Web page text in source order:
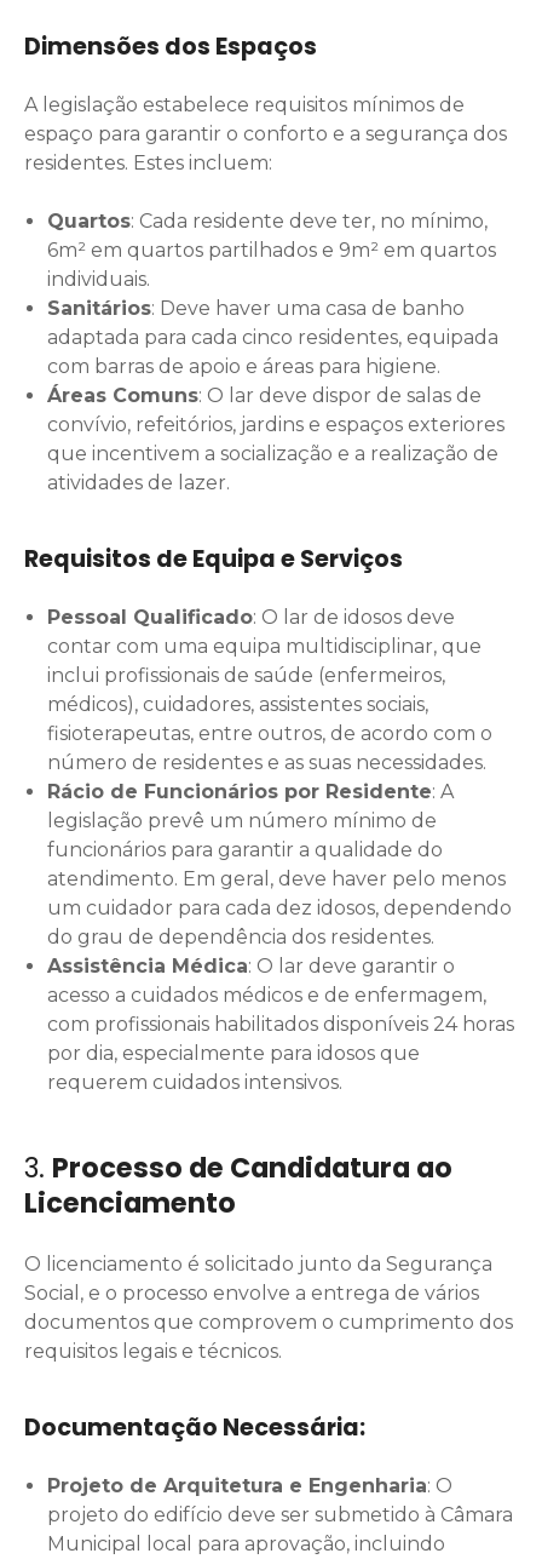
Dimensões dos Espaços
A legislação estabelece requisitos mínimos de
espaço para garantir o conforto e a segurança dos
residentes. Estes incluem:
Quartos: Cada residente deve ter, no mínimo,
6m² em quartos partilhados e 9m² em quartos
individuais.
Sanitários: Deve haver uma casa de banho
adaptada para cada cinco residentes, equipada
com barras de apoio e áreas para higiene.
Áreas Comuns: O lar deve dispor de salas de
convívio, refeitórios, jardins e espaços exteriores
que incentivem a socialização e a realização de
atividades de lazer.
Requisitos de Equipa e Serviços
Pessoal Qualificado: O lar de idosos deve
contar com uma equipa multidisciplinar, que
inclui profissionais de saúde (enfermeiros,
médicos), cuidadores, assistentes sociais,
fisioterapeutas, entre outros, de acordo com o
número de residentes e as suas necessidades.
Rácio de Funcionários por Residente: A
legislação prevê um número mínimo de
funcionários para garantir a qualidade do
atendimento. Em geral, deve haver pelo menos
um cuidador para cada dez idosos, dependendo
do grau de dependência dos residentes.
Assistência Médica: O lar deve garantir o
acesso a cuidados médicos e de enfermagem,
com profissionais habilitados disponíveis 24 horas
por dia, especialmente para idosos que
requerem cuidados intensivos.
3. Processo de Candidatura ao
Licenciamento
O licenciamento é solicitado junto da Segurança
Social, e o processo envolve a entrega de vários
documentos que comprovem o cumprimento dos
requisitos legais e técnicos.
Documentação Necessária:
Projeto de Arquitetura e Engenharia: O
projeto do edifício deve ser submetido à Câmara
Municipal local para aprovação, incluindo